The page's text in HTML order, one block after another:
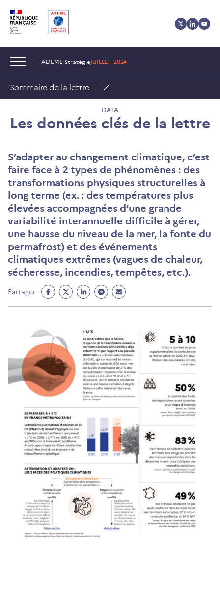
au
contenu
au
menu
des
cookies
Navigation :ADEME StratégieJUILLET 2024
Sommaire de la lettre
DATA
Les données clés de la lettre
S’adapter au changement climatique, c’est
faire face à 2 types de phénomènes : des
transformations physiques structurelles à
long terme (ex. : des températures plus
élevées accompagnées d’une grande
variabilité interannuelle difficile à gérer,
une hausse du niveau de la mer, la fonte du
permafrost) et des événements
climatiques extrêmes (vagues de chaleur,
sécheresse, incendies, tempêtes, etc.).
Partager
Partage
Facebook
un
nouvel
onglet)
Partage
Twitter
nouvel
onglet)
Partage
Linkedin
un
nouvel
onglet)
Partage
Messenger
nouvel
onglet)
Partage
Mail
nouvel
onglet)